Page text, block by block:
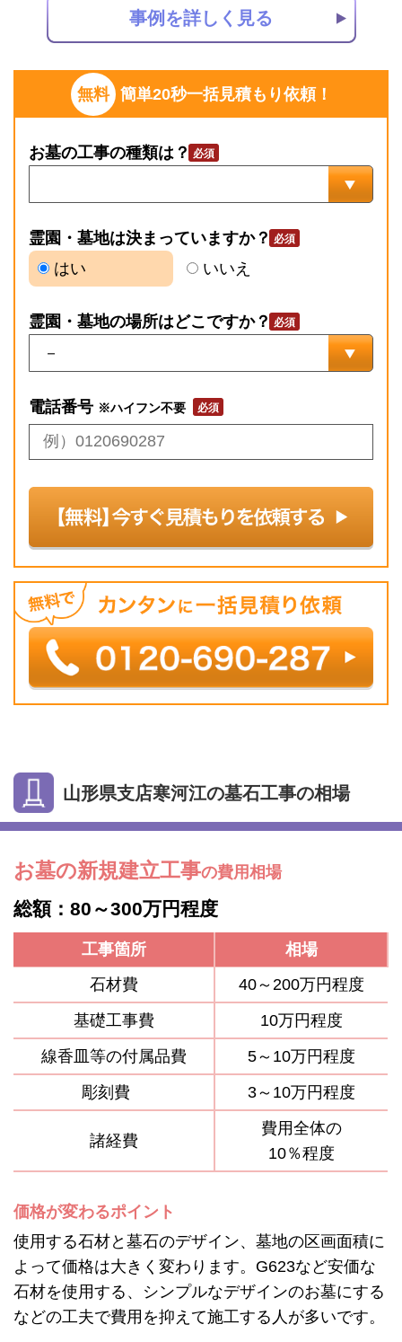
無料 簡単20秒一括見積もり依頼！
お墓の工事の種類は？
霊園・墓地は決まっていますか？
はい
いいえ
霊園・墓地の場所はどこですか？
電話番号 ※ハイフン不要
事例を詳しく見る
山形県支店寒河江の墓石工事の相場
お墓の新規建立工事の費用相場
総額：80～300万円程度
工事箇所
相場
石材費
40～200万円程度
基礎工事費
10万円程度
線香皿等の付属品費
5～10万円程度
彫刻費
3～10万円程度
諸経費
費用全体の
10％程度
価格が変わるポイント
使用する石材と墓石のデザイン、墓地の区画面積に
よって価格は大きく変わります。G623など安価な
石材を使用する、シンプルなデザインのお墓にする
などの工夫で費用を抑えて施工する人が多いです。